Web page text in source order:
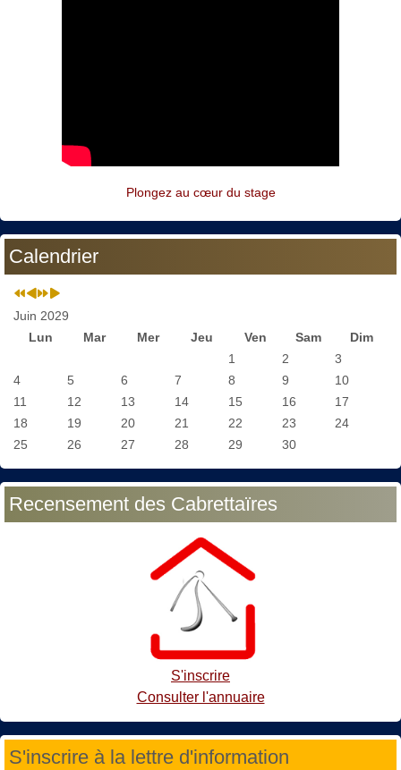
Plongez au cœur du stage
Calendrier
Juin 2029
Lun
Mar Mer Jeu Ven Sam
Dim
1
2
3
4
5 6 7 8 9
10
11
12 13 14 15 16
17
18
19 20 21 22 23
24
25
26 27 28 29 30
Recensement des Cabrettaïres
S'inscrire
Consulter l'annuaire
S'inscrire à la lettre d'information